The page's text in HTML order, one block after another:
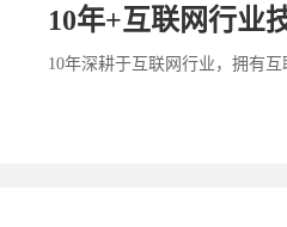
10年+互联网行业
10年深耕于互联网行业，拥有